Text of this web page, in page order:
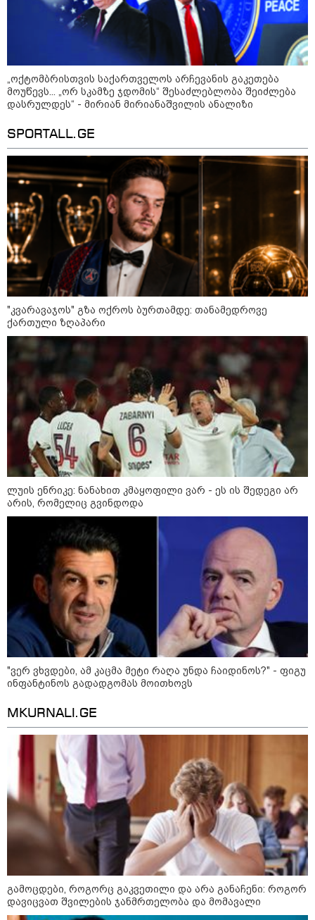
ასობით ჭურვი აღმოაჩინეს -
"რიგრიგობით
ფეთქდებოდნენ..."
მიხაილ ფედოროვი აცხადებს, რომ
რუსეთის ტერიტორიაზე
სამიზნეების წინააღმდეგ Starlink-
ის გამოყენების საკითხზე ილონ
მასკთან მოლაპარაკებებს
აწარმოებს
2008 წლის რუსეთ-საქართველოს
ომიდან 18 წელი გავიდა
წარმომადგენლები 2008 წლის
რუსეთ-საქართველოს აგვისტოს
ომის 18 წლისთავთან
დაკავშირებით ერთობლივ
განცხადებას ავრცელებენ
ირაკლი მელაშვილი - როგორც კი
ოპოზიციამ რეგიონებში გასვლა
დაიწყო, „ოცნებამ“ რეგიონებზე
გადაიტანა სიმძიმის ცენტრი,
მდინარაძეს პოლიტიკური ფუნქცია
ექნება: არჩევნებისთვის
მოამზადოს საქართველო - მათი
ამოცანაა, მაქსიმალური
უზრუნველყოფა ოპოზიციის
საზოგადოება
21:03 / 05-08-2026
რამ გამოიწვია საქართველოს
ელექტროენერგეტიკული სისტემის სრული
გათიშვა - რას ამბობს სემეკ-ის წევრი
23:14 / 06-08-2026
სამოქალაქო საზოგადოების
„ოქტომბრისთვის საქართველოს არჩევანის გაკეთება
მოუწევს... „ორ სკამზე ჯდომის“ შესაძლებლობა შეიძლება
დასრულდეს“ - მირიან მირიანაშვილის ანალიზი
SPORTALL.GE
"კვარავაჯოს" გზა ოქროს ბურთამდე: თანამედროვე
ქართული ზღაპარი
ლუის ენრიკე: ნანახით კმაყოფილი ვარ - ეს ის შედეგი არ
არის, რომელიც გვინდოდა
"ვერ ვხვდები, ამ კაცმა მეტი რაღა უნდა ჩაიდინოს?" - ფიგუ
ინფანტინოს გადადგომას მოითხოვს
MKURNALI.GE
გამოცდები, როგორც გაკვეთილი და არა განაჩენი: როგორ
დავიცვათ შვილების ჯანმრთელობა და მომავალი